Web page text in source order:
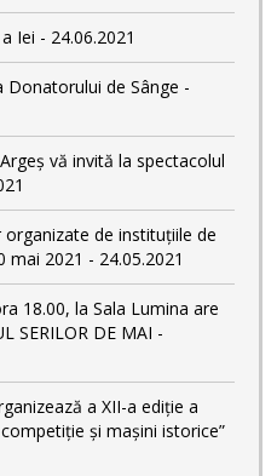
Iei - 24.06.2021
Donatorului de Sânge -
vă invită la spectacolul
de instituțiile de
2021 - 24.05.2021
18.00, la Sala Lumina are
SERILOR DE MAI -
a XII-a ediție a
și mașini istorice”